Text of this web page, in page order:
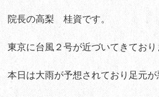
院長の高梨 桂資です。
東京に台風２号が近づいてきており
本日は大雨が予想されており足元